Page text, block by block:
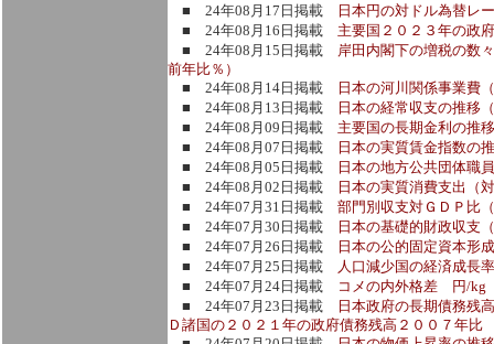
■ 24年08月17日掲載
日本円の対ドル為替レ
■ 24年08月16日掲載 主要国２０２３年の政
■ 24年08月15日掲載 岸田内閣下の増税の数
前年比％）
■ 24年08月14日掲載
日本の河川関係事業費
■ 24年08月13日掲載
日本の経常収支の推移
■ 24年08月09日掲載 主要国の長期金利の推
■ 24年08月07日掲載 日本の実質賃金指数の
■ 24年08月05日掲載
日本の地方公共団体職
■ 24年08月02日掲載
日本の実質消費支出（
■ 24年07月31日掲載 部門別収支対ＧＤＰ比
■ 24年07月30日掲載
日本の基礎的財政収支
■ 24年07月26日掲載
日本の公的固定資本形
■ 24年07月25日掲載
人口減少国の経済成長率
■ 24年07月24日掲載
コメの内外格差 円/kg
■ 24年07月23日掲載
日本政府の長期債務残
Ｄ諸国の２０２１年の政府債務残高２００７年比